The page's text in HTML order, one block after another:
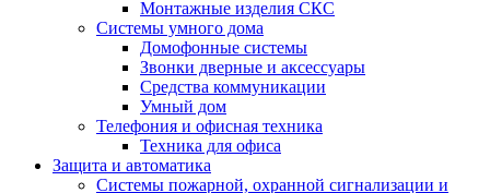
Монтажные изделия СКС
Системы умного дома
Домофонные системы
Звонки дверные и аксессуары
Средства коммуникации
Умный дом
Телефония и офисная техника
Техника для офиса
Защита и автоматика
Системы пожарной, охранной сигнализации и